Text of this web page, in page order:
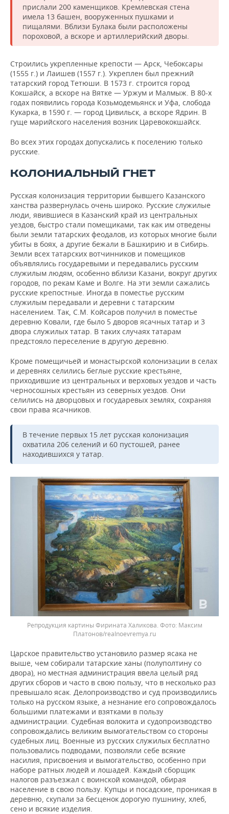
прислали 200 каменщиков. Кремлевская стена
имела 13 башен, вооруженных пушками и
пищалями. Вблизи Булака были расположены
пороховой, а вскоре и артиллерийский дворы.
Строились укрепленные крепости — Арск, Чебоксары
(1555 г.) и Лаишев (1557 г.). Укреплен был прежний
татарский город Тетюши. В 1573 г. строится город
Кокшайск, а вскоре на Вятке — Уржум и Малмыж. В 80-х
годах появились города Козьмодемьянск и Уфа, слобода
Кукарка, в 1590 г. — город Цивильск, а вскоре Ядрин. В
гуще марийского населения возник Царевококшайск.
Во всех этих городах допускались к поселению только
русские.
КОЛОНИАЛЬНЫЙ ГНЕТ
Русская колонизация территории бывшего Казанского
ханства развернулась очень широко. Русские служилые
люди, явившиеся в Казанский край из центральных
уездов, быстро стали помещиками, так как им отведены
были земли татарских феодалов, из которых многие были
убиты в боях, а другие бежали в Башкирию и в Сибирь.
Земли всех татарских вотчинников и помещиков
объявлялись государевыми и передавались русским
служилым людям, особенно вблизи Казани, вокруг других
городов, по рекам Каме и Волге. На эти земли сажались
русские крепостные. Иногда в поместье русским
служилым передавали и деревни с татарским
населением. Так, С.М. Койсаров получил в поместье
деревню Ковали, где было 5 дворов ясачных татар и 3
двора служилых татар. В таких случаях татарам
предстояло переселение в другую деревню.
Кроме помещичьей и монастырской колонизации в селах
и деревнях селились беглые русские крестьяне,
приходившие из центральных и верховых уездов и часть
черносошных крестьян из северных уездов. Они
селились на дворцовых и государевых землях, сохраняя
свои права ясачников.
В течение первых 15 лет русская колонизация
охватила 206 селений и 60 пустошей, ранее
находившихся у татар.
Репродукция картины Фирината Халикова.
Максим
Платонов/realnoevremya.ru
Царское правительство установило размер ясака не
выше, чем собирали татарские ханы (полуполтину со
двора), но местная администрация ввела целый ряд
других сборов и часто в свою пользу, что в несколько раз
превышало ясак. Делопроизводство и суд производились
только на русском языке, а незнание его сопровождалось
большими платежами и взятками в пользу
администрации. Судебная волокита и судопроизводство
сопровождались великим вымогательством со стороны
судебных лиц. Военные из русских служилых бесплатно
пользовались подводами, позволяли себе всякие
насилия, присвоения и вымогательство, особенно при
наборе ратных людей и лошадей. Каждый сборщик
налогов разъезжал с воинской командой, обирая
население в свою пользу. Купцы и посадские, проникая в
деревню, скупали за бесценок дорогую пушнину, хлеб,
сено и всякие изделия.